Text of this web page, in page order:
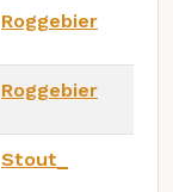
Roggebier
Roggebier
Stout_